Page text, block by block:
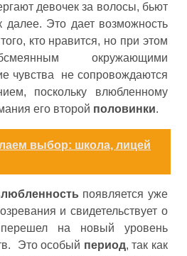
девочек за волосы, бьют
далее. Это дает возможность
кто нравится, но при этом
окружающими
чувства не сопровождаются
поскольку влюбленному
его второй половинки.
выбор: школа, лицей
появляется уже
и свидетельствует о
на новый уровень
Это особый период, так как